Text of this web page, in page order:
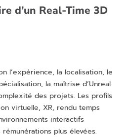
d’un Real-Time 3D
l’expérience, la localisation, le
la maîtrise d’Unreal
des projets. Les profils
virtuelle, XR, rendu temps
interactifs
plus élevées.